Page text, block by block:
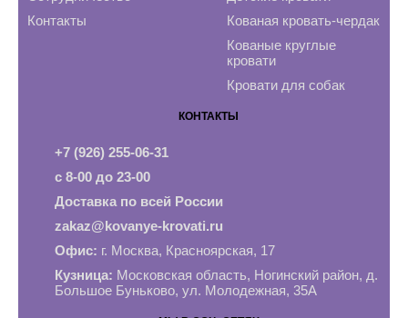
Контакты
Кованая кровать-чердак
Кованые круглые
кровати
Кровати для собак
КОНТАКТЫ
+7 (926) 255-06-31
с 8-00 до 23-00
Доставка по всей России
zakaz@kovanye-krovati.ru
Офис: г. Москва, Красноярская, 17
Кузница: Московская область, Ногинский район, д.
Большое Буньково, ул. Молодежная, 35А